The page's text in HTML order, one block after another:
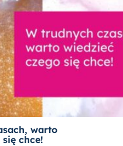
warto
chce!